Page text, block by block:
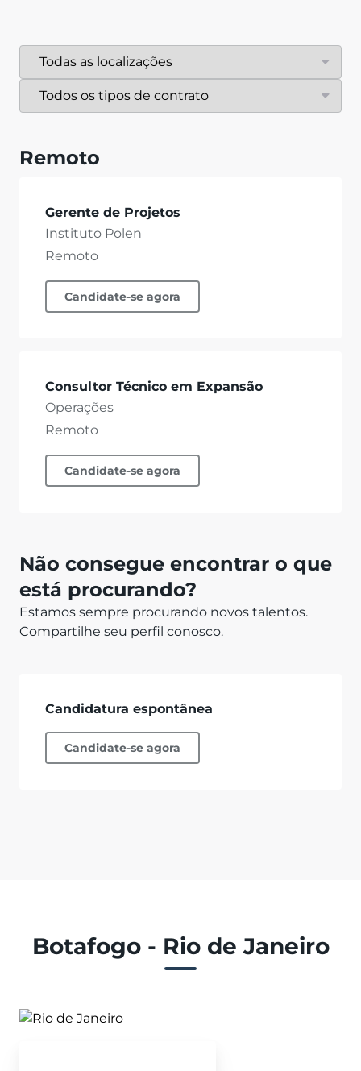
Remoto
Gerente de Projetos
Instituto Polen
Remoto
Candidate-se agora
Consultor Técnico em Expansão
Operações
Remoto
Candidate-se agora
Não consegue encontrar o que
está procurando?
Estamos sempre procurando novos talentos.
Compartilhe seu perfil conosco.
Candidatura espontânea
Candidate-se agora
Botafogo - Rio de Janeiro